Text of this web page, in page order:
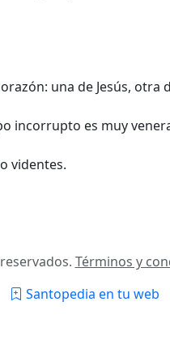
una de Jesús, otra
incorrupto es muy
videntes.
Términos y
Santopedia en tu web